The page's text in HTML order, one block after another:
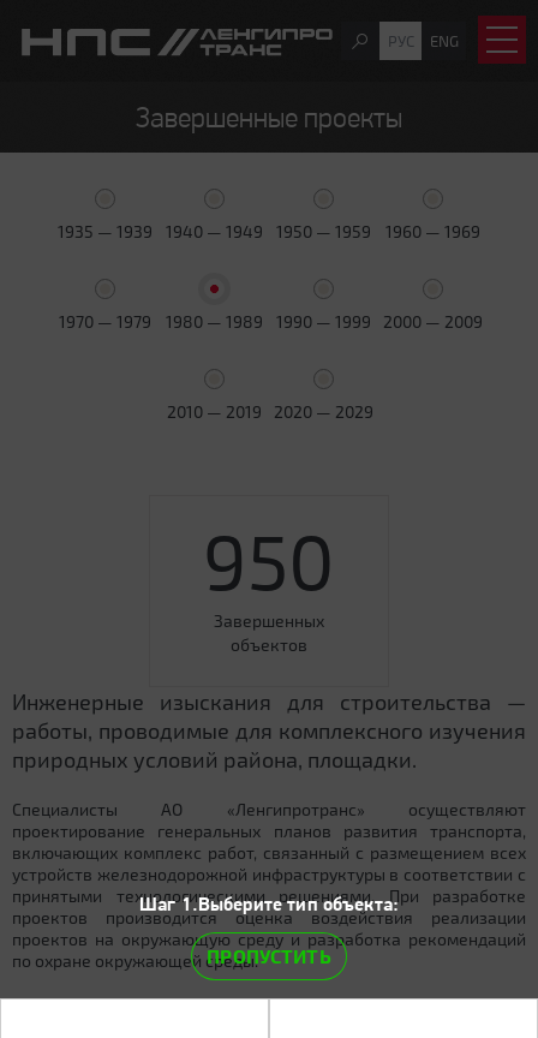
РУС ENG
Завершенные проекты
1935 — 1939 1940 — 1949 1950 — 1959 1960 — 1969
1970 — 1979 1980 — 1989 1990 — 1999 2000 — 2009
2010 — 2019 2020 — 2029
950
Завершенных
объектов
Инженерные изыскания для строительства —
работы, проводимые для комплексного изучения
природных условий района, площадки.
Специалисты АО «Ленгипротранс» осуществляют
проектирование генеральных планов развития транспорта,
включающих комплекс работ, связанный с размещением всех
устройств железнодорожной инфраструктуры в соответствии с
принятыми технологическими решениями. При разработке
проектов производится оценка воздействия реализации
проектов на окружающую среду и разработка рекомендаций
по охране окружающей среды.
Шаг 1.Выберите тип объекта:
ПРОПУСТИТЬ